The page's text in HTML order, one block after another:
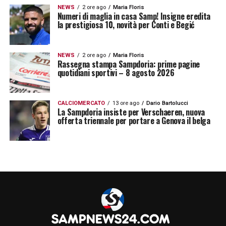
in prestito. Sarebbe una formula più
sostenibile per laSampdoria, che potrebbe
così riabbracciare il difensore senza dover
sostenere subito un investimento pesante.
Al momento, però, anche questo scenario
resta complicato. Servirebbe infatti la
disponibilità del club francese a rivedere la
gestione del giocatore e ad aprire a una
Viti Sampdoria, concorrenza di
Palermo e Cagliari
NEWS 2 ore ago Maria Floris
Numeri di maglia in casa Samp! Insigne eredita
la prestigiosa 10, novità per Conti e Begić
NEWS 2 ore ago Maria Floris
Rassegna stampa Sampdoria: prime pagine
quotidiani sportivi – 8 agosto 2026
CALCIOMERCATO 13 ore ago Dario Bartolucci
La Sampdoria insiste per Verschaeren, nuova
offerta triennale per portare a Genova il belga